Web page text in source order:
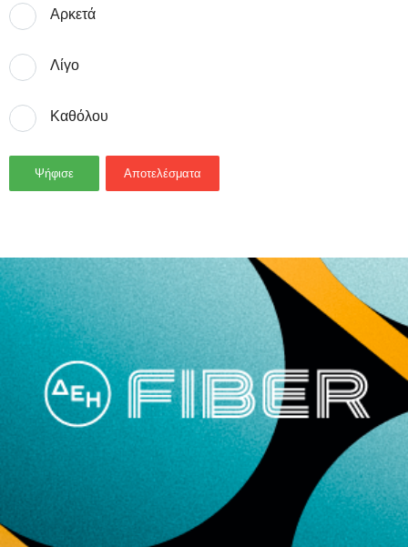
Αρκετά
Λίγο
Καθόλου
Ψήφισε Αποτελέσματα
- Advertisement -